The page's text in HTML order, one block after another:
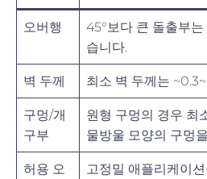
오버행
45°보다 큰 돌출부
습니다.
벽 두께 최소 벽 두께는
구멍/개
구부
원형 구멍의 경우 최
물방울 모양의 구멍
허용 오
고정밀 애플리케이